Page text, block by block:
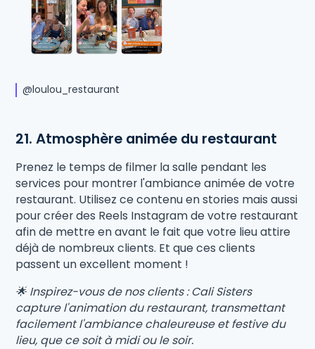
@loulou_restaurant
21. Atmosphère animée du restaurant
Prenez le temps de filmer la salle pendant les
services pour montrer l'ambiance animée de votre
restaurant. Utilisez ce contenu en stories mais aussi
pour créer des Reels Instagram de votre restaurant
afin de mettre en avant le fait que votre lieu attire
déjà de nombreux clients. Et que ces clients
passent un excellent moment !
🌟 Inspirez-vous de nos clients : Cali Sisters
capture l'animation du restaurant, transmettant
facilement l'ambiance chaleureuse et festive du
lieu, que ce soit à midi ou le soir.